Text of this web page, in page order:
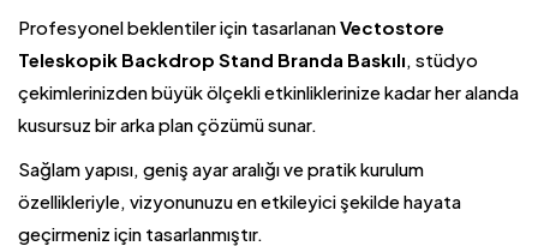
Profesyonel beklentiler için tasarlananVectostore
Teleskopik Backdrop Stand Branda Baskılı, stüdyo
çekimlerinizden büyük ölçekli etkinliklerinize kadar her alanda
kusursuz bir arka plan çözümü sunar.
Sağlam yapısı, geniş ayar aralığı ve pratik kurulum
özellikleriyle, vizyonunuzu en etkileyici şekilde hayata
geçirmeniz için tasarlanmıştır.